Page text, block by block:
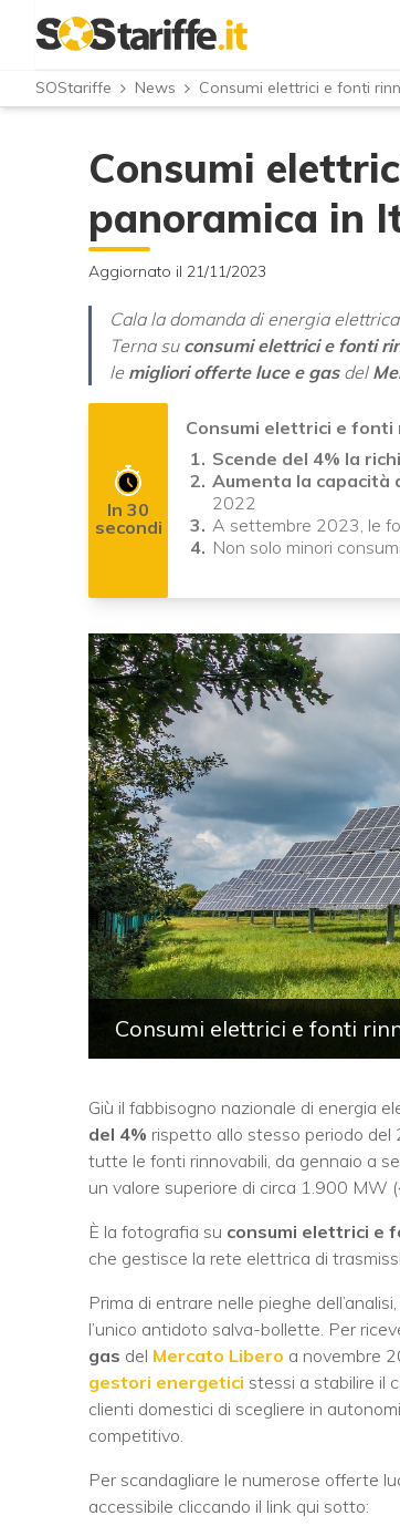
SOStariffe News Consumi elettrici e fonti
Consumi
panoramica in
Aggiornato il 21/11/2023
Cala la domanda di energia
Terna su consumi elettrici e fonti
le migliori offerte luce e gasdel
In 30
secondi
Consumi elettrici e
Scende del 4% la
Aumenta la capacità
2022
A settembre 2023, le
Non solo minori
Consumi elettrici e fonti
Giù il fabbisogno nazionale di energia
del 4% rispetto allo stesso periodo del
tutte le fonti rinnovabili, da gennaio a
un valore superiore di circa 1.900 MW (
È la fotografia su consumi elettrici e
che gestisce la rete elettrica di
Prima di entrare nelle pieghe
l’unico antidoto salva-bollette. Per
gas del Mercato Libero a novembre
gestori energetici stessi a stabilire il
clienti domestici di scegliere in
competitivo.
Per scandagliare le numerose offerte
accessibile cliccando il link qui sotto: